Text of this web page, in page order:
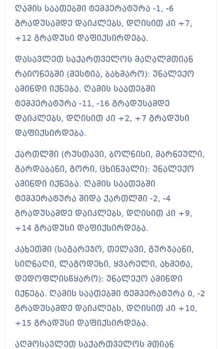
ღამის საათებში ტემპერატურა -1, -6
გრადუსამდე დაიკლებს, დღისით კი +7,
+12 გრადუსი დაფიქსირდება.
დასავლეთ საქართველოს მაღალმთიან
რაიონებში (მესტია, ბახმარო): უნალექო
ამინდი იქნება. ღამის საათებში
ტემპერატურა -11, -16 გრადუსამდე
დაიკლებს, დღისით კი +2, +7 გრადუსი
დაფიქსირდება.
ქართლში (რუსთავი, ბოლნისი, მარნეული,
გარდაბანი, გორი, ცხინვალი): უნალექო
ამინდი იქნება. ღამის საათებში
ტემპერატურა შიდა ქართლში -2, -4
გრადუსამდე დაიკლებს, დღისით კი +9,
+14 გრადუსი დაფიქსირდება.
კახეთში (საგარეჯო, თელავი, გურჯაანი,
სიღნაღი, ლაგოდეხი, ყვარელი, ახმეტა,
დედოფლისწყარო): უნალექო ამინდი
იქნება. ღამის საათებში ტემპერატურა 0, -2
გრადუსამდე დაიკლებს, დღისით კი +10,
+15 გრადუსი დაფიქსირდება.
აღმოსავლეთ საქართველოს მთიან